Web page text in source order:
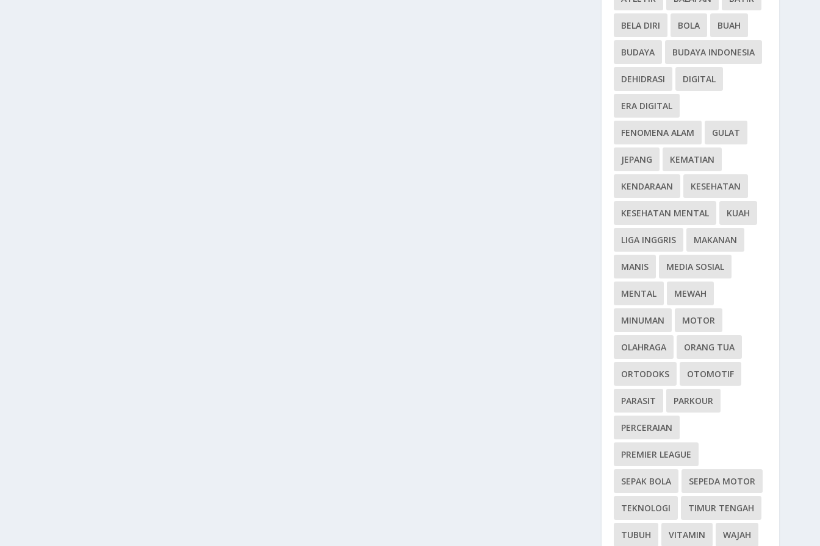
BELA DIRI BOLA BUAH
BUDAYA BUDAYA INDONESIA
DEHIDRASI DIGITAL
ERA DIGITAL
FENOMENA ALAM GULAT
JEPANG KEMATIAN
KENDARAAN KESEHATAN
KESEHATAN MENTAL KUAH
LIGA INGGRIS MAKANAN
MANIS MEDIA SOSIAL
MENTAL MEWAH
MINUMAN MOTOR
OLAHRAGA ORANG TUA
ORTODOKS OTOMOTIF
PARASIT PARKOUR
PERCERAIAN
PREMIER LEAGUE
SEPAK BOLA SEPEDA MOTOR
TEKNOLOGI TIMUR TENGAH
TUBUH VITAMIN WAJAH